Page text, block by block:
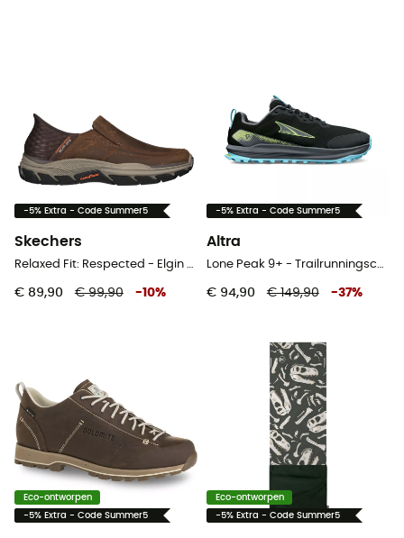
-5% Extra - Code Summer5
Skechers
€ 89,90 € 99,90 -10%
-5% Extra - Code Summer5
Altra
€ 94,90 € 149,90 -37%
Eco-ontworpen
-5% Extra - Code Summer5
Eco-ontworpen
-5% Extra - Code Summer5